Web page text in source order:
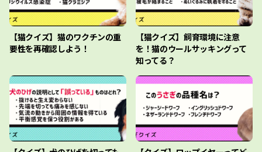
【猫クイズ】猫のワクチンの重
要性を再確認しよう！
【猫クイズ】飼育環境に注意
を！猫のウールサッキングって
知ってる？